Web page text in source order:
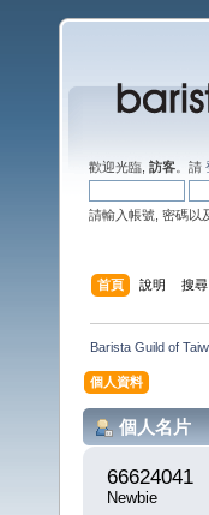
歡迎光臨, 訪客 。請
請輸入帳號, 密碼以
首頁 說明 搜尋
Barista Guild of
個人資料
個人名片
66624041
Newbie